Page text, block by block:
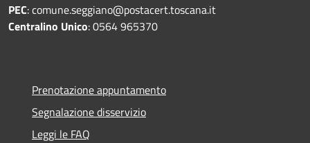
PEC: comune.seggiano@postacert.toscana.it
Centralino Unico: 0564 965370
Prenotazione appuntamento
Segnalazione disservizio
Leggi le FAQ